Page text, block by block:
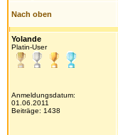
Nach oben
Yolande
Platin-User
Anmeldungsdatum:
01.06.2011
Beiträge: 1438